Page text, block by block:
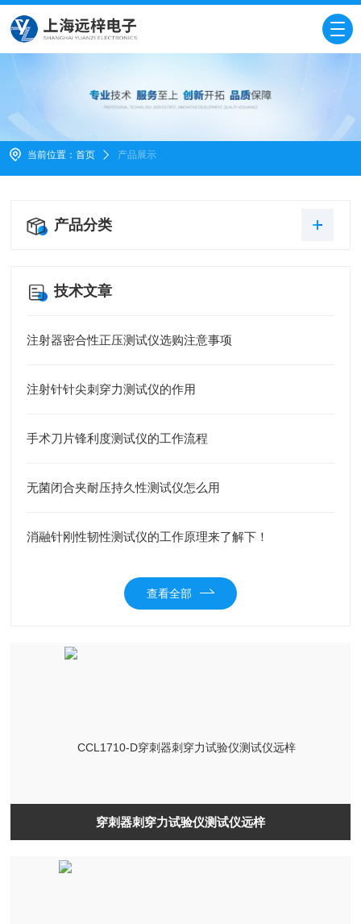
当前位置： 首页 产品展示
产品分类
技术文章
注射器密合性正压测试仪选购注意事项
注射针针尖刺穿力测试仪的作用
手术刀片锋利度测试仪的工作流程
无菌闭合夹耐压持久性测试仪怎么用
消融针刚性韧性测试仪的工作原理来了解下！
查看全部
穿刺器刺穿力试验仪测试仪远梓